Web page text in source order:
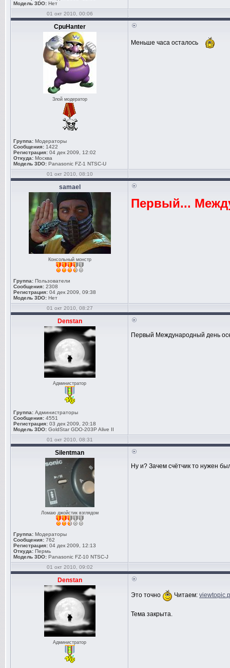
Модель 3DO: Нет
01 окт 2010, 00:06
CpuHanter
Злой модератор
Группа: Модераторы
Сообщения: 1422
Регистрация: 04 дек 2009, 12:02
Откуда: Москва
Модель 3DO: Panasonic FZ-1 NTSC-U
Меньше часа осталось
01 окт 2010, 08:10
samael
Консольный монстр
Группа: Пользователи
Сообщения: 2308
Регистрация: 04 дек 2009, 09:38
Модель 3DO: Нет
Первый...
01 окт 2010, 08:27
Denstan
Администратор
Группа: Администраторы
Сообщения: 4551
Регистрация: 03 дек 2009, 20:18
Модель 3DO: GoldStar GDO-203P Alive II
Первый Международный день
01 окт 2010, 08:31
Silentman
Ломаю джойстик взглядом
Группа: Модераторы
Сообщения: 762
Регистрация: 04 дек 2009, 12:13
Откуда: Пермь
Модель 3DO: Panasonic FZ-10 NTSC-J
Ну и? Зачем счётчик то нужен
01 окт 2010, 09:02
Denstan
Администратор
Это точно Читаем:
Тема закрыта.